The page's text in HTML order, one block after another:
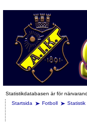
Statistikdatabasen är för
Startsida
Fotboll Statistik